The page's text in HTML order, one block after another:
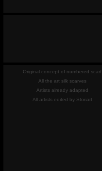
Original concept of numbered scarf
All the art silk scarves
Artists already adapted
All artists edited by Storiart